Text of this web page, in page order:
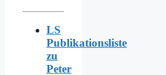
LS
Publikationsliste
zu
Peter